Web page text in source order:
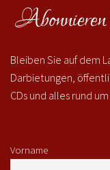
Bleiben Sie auf dem
Darbietungen,
CDs und alles rund
Vorname